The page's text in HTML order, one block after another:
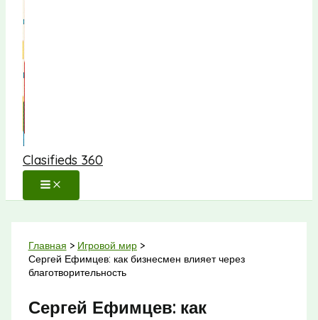
Clasifieds 360
Главная
Игровой мир
Сергей Ефимцев: как бизнесмен влияет через
благотворительность
Сергей Ефимцев: как